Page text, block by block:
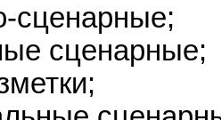
сценарные;
сценарные;